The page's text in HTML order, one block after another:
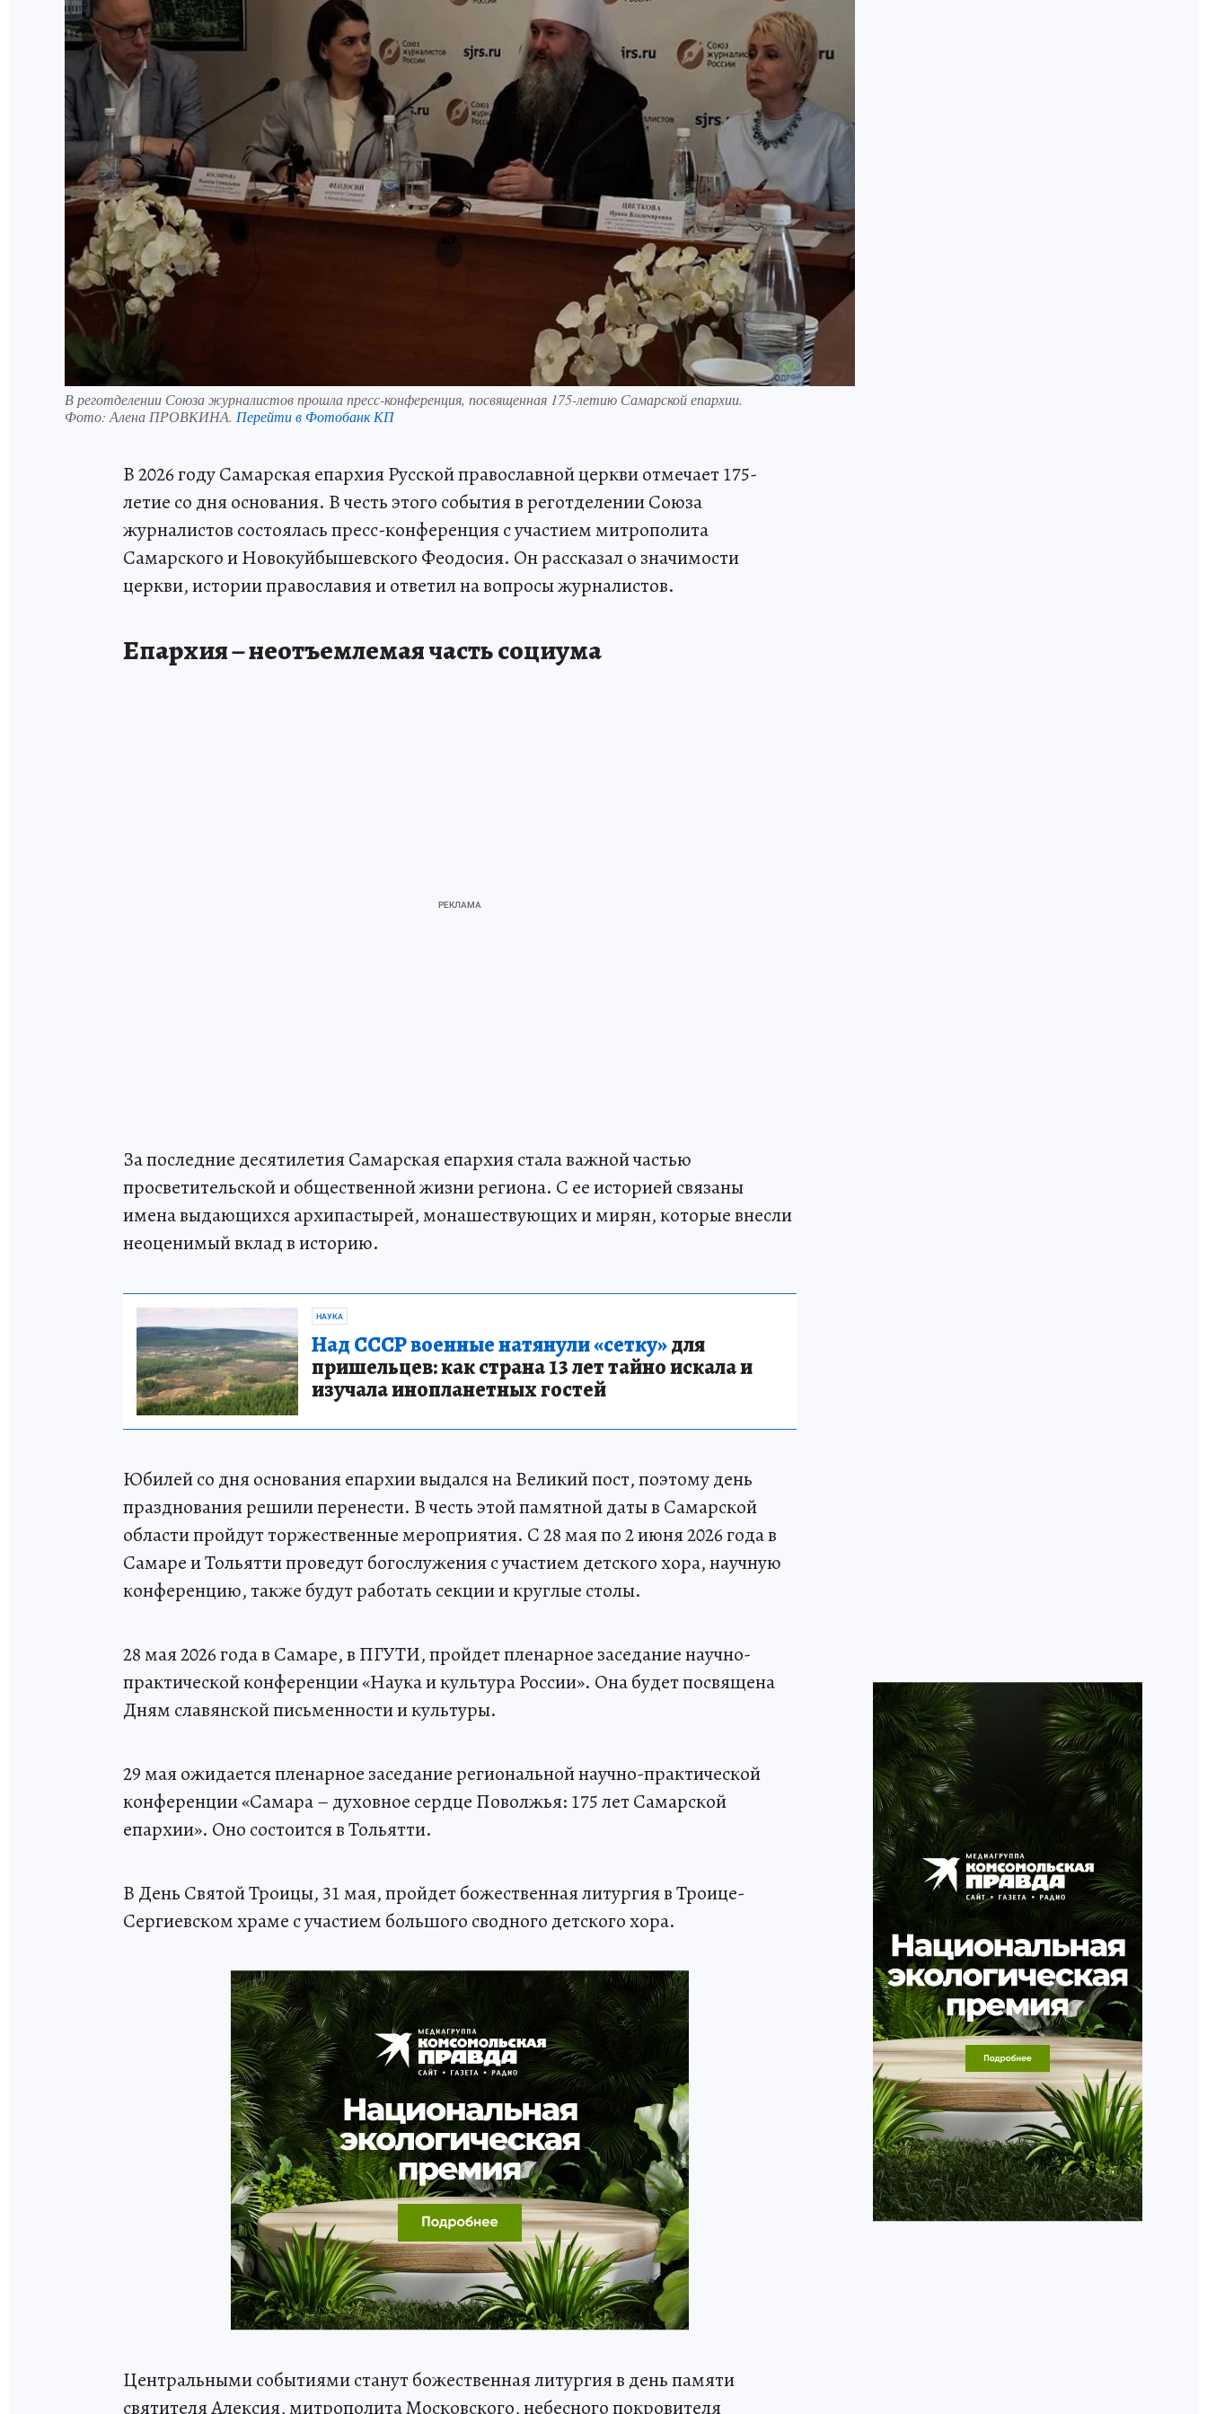
В реготделении Союза журналистов прошла пресс-конференция, посвященная 175-летию Самарской епархии.
Фото: Алена ПРОВКИНА. Перейти в Фотобанк КП
В 2026 году Самарская епархия Русской православной церкви отмечает 175-
летие со дня основания. В честь этого события в реготделении Союза
журналистов состоялась пресс-конференция с участием митрополита
Самарского и Новокуйбышевского Феодосия. Он рассказал о значимости
церкви, истории православия и ответил на вопросы журналистов.
Епархия – неотъемлемая часть социума
За последние десятилетия Самарская епархия стала важной частью
просветительской и общественной жизни региона. С ее историей связаны
имена выдающихся архипастырей, монашествующих и мирян, которые внесли
неоценимый вклад в историю.
НАУКА
Над СССР военные натянули «сетку»для
пришельцев: как страна 13 лет тайно искала и
изучала инопланетных гостей
Юбилей со дня основания епархии выдался на Великий пост, поэтому день
празднования решили перенести. В честь этой памятной даты в Самарской
области пройдут торжественные мероприятия. С 28 мая по 2 июня 2026 года в
Самаре и Тольятти проведут богослужения с участием детского хора, научную
конференцию, также будут работать секции и круглые столы.
28 мая 2026 года в Самаре, в ПГУТИ, пройдет пленарное заседание научно-
практической конференции «Наука и культура России». Она будет посвящена
Дням славянской письменности и культуры.
29 мая ожидается пленарное заседание региональной научно-практической
конференции «Самара – духовное сердце Поволжья: 175 лет Самарской
епархии». Оно состоится в Тольятти.
В День Святой Троицы, 31 мая, пройдет божественная литургия в Троице-
Сергиевском храме с участием большого сводного детского хора.
Центральными событиями станут божественная литургия в день памяти
святителя Алексия, митрополита Московского, небесного покровителя